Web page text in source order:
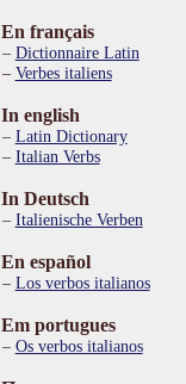
En français
Dictionnaire Latin
Verbes italiens
In english
Latin Dictionary
Italian Verbs
In Deutsch
Italienische Verben
En español
Los verbos italianos
Em portugues
Os verbos italianos